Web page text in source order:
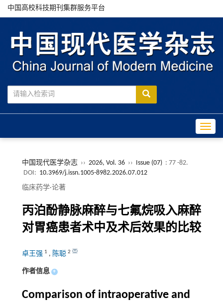
中国高校科技期刊集群服务平台
中国现代医学杂志 ›› 2026, Vol. 36 ›› Issue (07) : 77 -82.
DOI: 10.3969/j.issn.1005-8982.2026.07.012
临床药学·论著
丙泊酚静脉麻醉与七氟烷吸入麻醉
对胃癌患者术中及术后效果的比较
卓王强 1 , 陈聪 2
作者信息 +
Comparison of intraoperative and